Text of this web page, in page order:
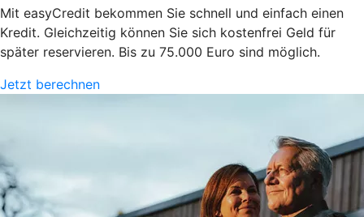
Mit easyCredit bekommen Sie schnell und einfach einen
Kredit. Gleichzeitig können Sie sich kostenfrei Geld für
später reservieren. Bis zu 75.000 Euro sind möglich.
Jetzt berechnen